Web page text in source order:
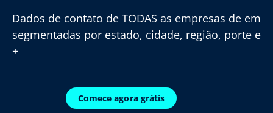
Dados de contato de TODAS as empresas de em
segmentadas por estado, cidade, região, porte e
+
Comece agora grátis